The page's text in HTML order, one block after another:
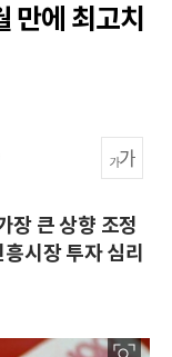
만에 최고치
장 큰 상향 조정
시장 투자 심리